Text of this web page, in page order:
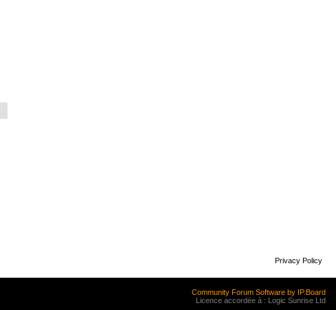
Privacy Policy
Community Forum Software by IP.Board
Licence accordée à : Logic Sunrise Ltd